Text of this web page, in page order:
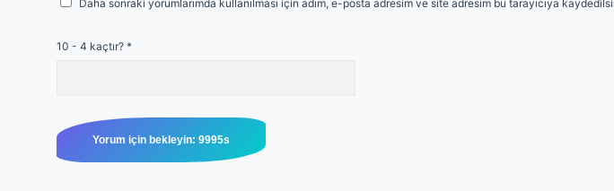
Daha sonraki yorumlarımda kullanılması için adım, e-posta adresim ve site adresim bu tarayıcıya
10 - 4 kaçtır? *